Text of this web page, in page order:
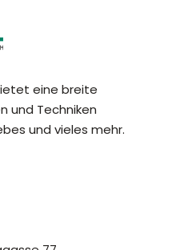
eine breite
und Techniken
und vieles mehr.